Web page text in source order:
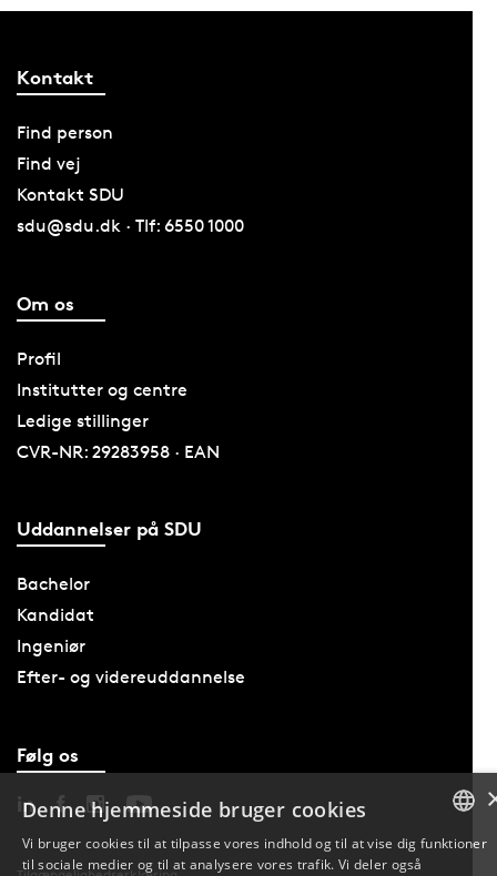
Kontakt
Find person
Find vej
Kontakt SDU
sdu@sdu.dk · Tlf: 6550 1000
Om os
Profil
Institutter og centre
Ledige stillinger
CVR-NR: 29283958 · EAN
Uddannelser på SDU
Bachelor
Kandidat
Ingeniør
Efter- og videreuddannelse
Følg os
Denne hjemmeside bruger cookies
Vi bruger cookies til at tilpasse vores indhold og til at vise dig funktioner
til sociale medier og til at analysere vores trafik. Vi deler også